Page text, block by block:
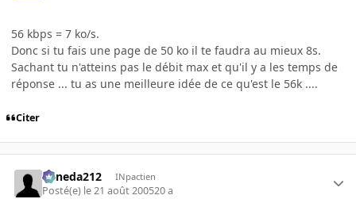
56 kbps = 7 ko/s.
Donc si tu fais une page de 50 ko il te faudra au mieux 8s.
Sachant tu n'atteins pas le débit max et qu'il y a les temps de
réponse ... tu as une meilleure idée de ce qu'est le 56k ....
Citer
keneda212 INpactien
Posté(e) le 21 août 200520 a